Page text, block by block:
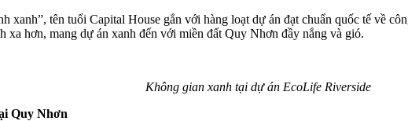
xanh”, tên tuổi Capital House gắn với hàng loạt dự án đạt chuẩn quốc tế về
xa hơn, mang dự án xanh đến với miền đất Quy Nhơn đầy nắng và gió.
Không gian xanh tại dự án EcoLife Riverside
Quy Nhơn